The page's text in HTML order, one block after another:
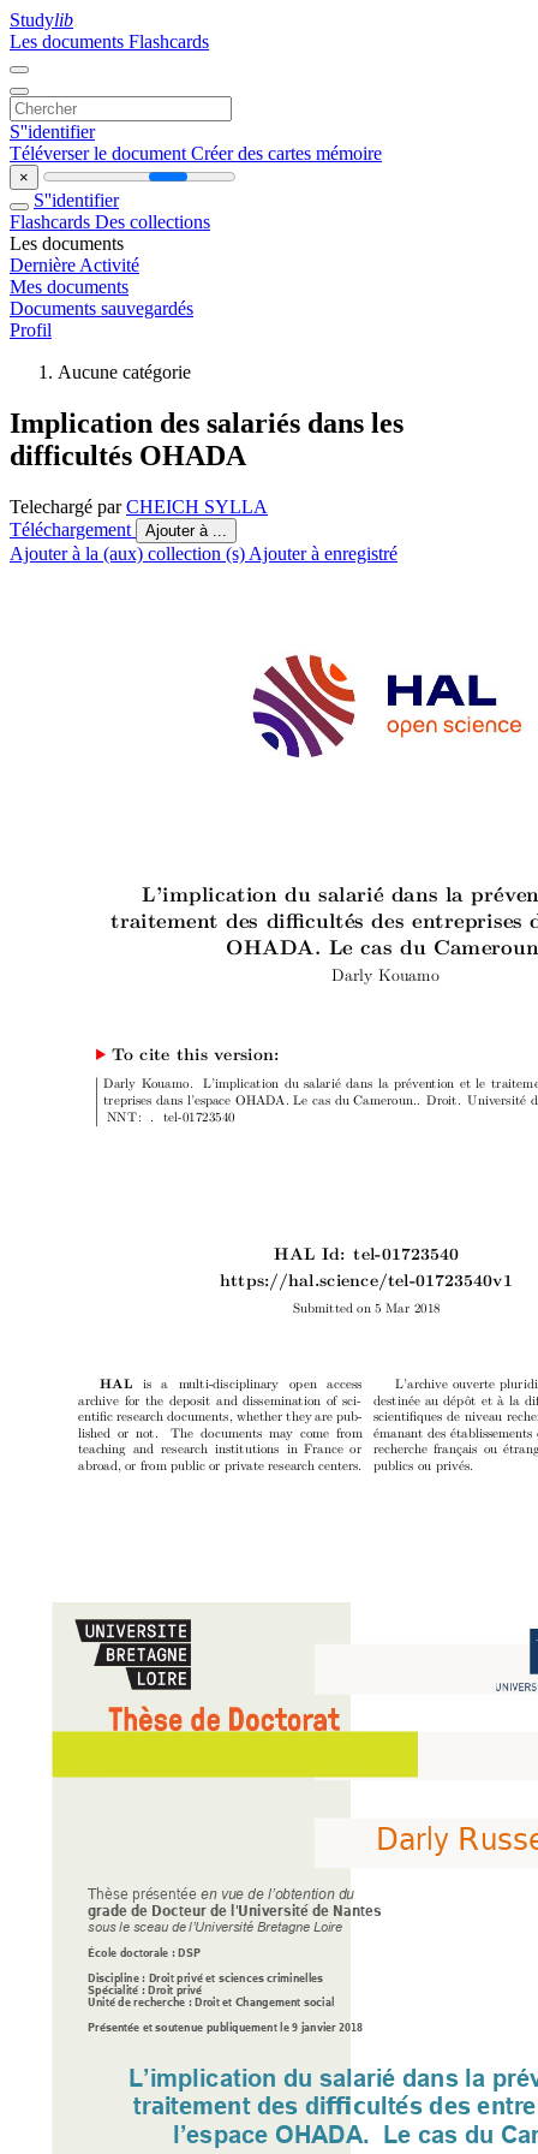
Studylib
Les documents Flashcards
S''identifier
Téléverser le document Créer des cartes mémoire
×
S''identifier
Flashcards Des collections
Les documents
Dernière Activité
Mes documents
Documents sauvegardés
Profil
Aucune catégorie
Implication des salariés dans les
difficultés OHADA
Telechargé parCHEICH SYLLA
Téléchargement
Ajouter à ...
Ajouter à la (aux) collection (s) Ajouter à enregistré
HAL Id: tel-01723540
https://hal.science/tel-01723540v1
Submitted on 5 Mar 2018
HAL is a multi-disciplinary open access
archive for the deposit and dissemination of sci-
entic research documents, whether they are pub-
lished or not.
The documents may come from
teaching and research institutions in France or
abroad, or from public or private research centers.
L’archive ouverte
destinée au dépôt et à la
scientiques de niveau rec
émanant des établissements
recherche français ou
publics ou privés.
L’implication du salarié dans la prév
traitement des dicultés des entreprises
OHADA. Le cas du
Darly Kouamo
To cite this version:
Darly Kouamo. L’implication du salarié dans la prévention et le
treprises dans l’espace OHADA. Le cas du Cameroun.. Droit. Université
�NNT :
�. �tel-01723540�
Darly
Morgane
Thèse présentée en vue de l’obtention du
grade de Docteur de l'Université de Nantes
sous le sceau de l’Université Bretagne Loire
École doctorale : DSP
Discipline : Droit privé et sciences criminelles
Spécialité : Droit privé
Unité de recherche : Droit et Changement social
Présentée et soutenue publiquement le 9 janvier 2018
L’implication du salarié dans la
traitement des difficultés des
l’espace OHADA.  Le cas du